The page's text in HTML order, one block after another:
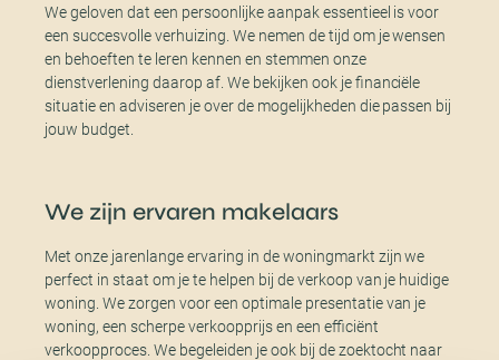
We geloven dat een persoonlijke aanpak essentieel is voor
een succesvolle verhuizing. We nemen de tijd om je wensen
en behoeften te leren kennen en stemmen onze
dienstverlening daarop af. We bekijken ook je financiële
situatie en adviseren je over de mogelijkheden die passen bij
jouw budget.
We zijn ervaren makelaars
Met onze jarenlange ervaring in de woningmarkt zijn we
perfect in staat om je te helpen bij de verkoop van je huidige
woning. We zorgen voor een optimale presentatie van je
woning, een scherpe verkoopprijs en een efficiënt
verkoopproces. We begeleiden je ook bij de zoektocht naar